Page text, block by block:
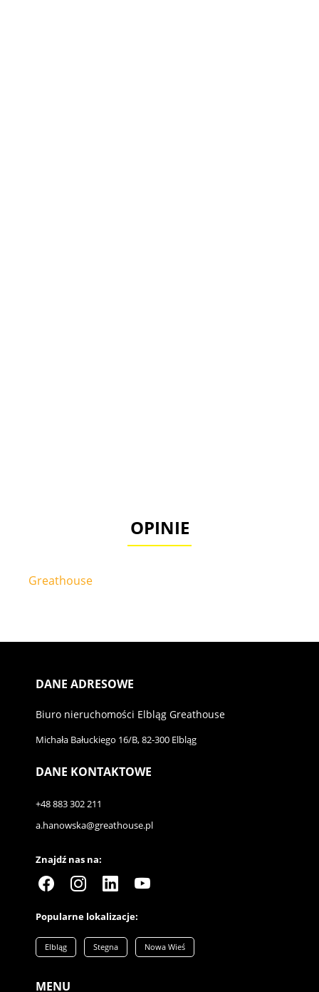
OPINIE
Greathouse
DANE ADRESOWE
Biuro nieruchomości Elbląg Greathouse
Michała Bałuckiego 16/B, 82-300 Elbląg
DANE KONTAKTOWE
+48 883 302 211
a.hanowska@greathouse.pl
Znajdź nas na:
Popularne lokalizacje:
Elbląg Stegna Nowa Wieś
MENU